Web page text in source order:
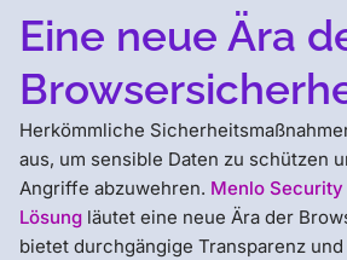
Eine neue Ära
Herkömmliche
aus, um sensible Daten zu schützen
Angriffe abzuwehren. Menlo
Lösung läutet eine neue Ära der
bietet durchgängige Transparenz